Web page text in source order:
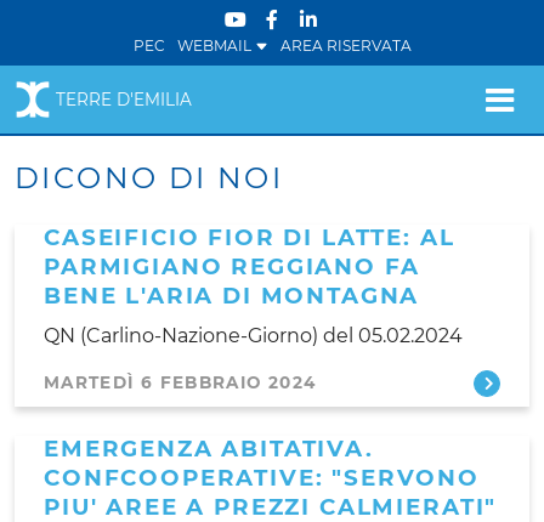
PEC WEBMAIL AREA RISERVATA
TERRE D'EMILIA
DICONO DI NOI
CASEIFICIO FIOR DI LATTE: AL
PARMIGIANO REGGIANO FA
BENE L'ARIA DI MONTAGNA
QN (Carlino-Nazione-Giorno) del 05.02.2024
MARTEDÌ 6 FEBBRAIO 2024
EMERGENZA ABITATIVA.
CONFCOOPERATIVE: "SERVONO
PIU' AREE A PREZZI CALMIERATI"